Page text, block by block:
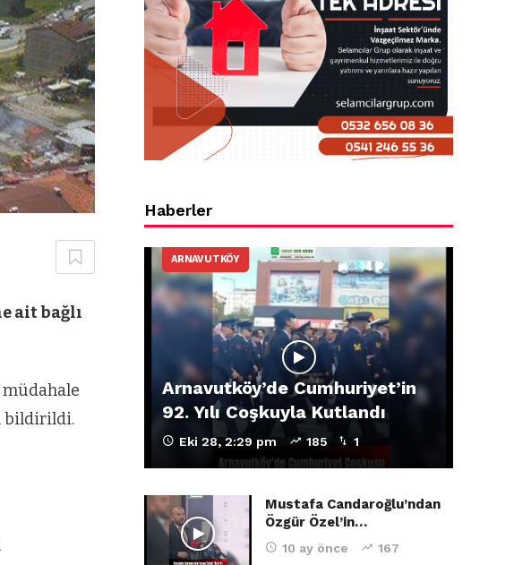
ait bağlı
müdahale
bildirildi.
Haberler
ARNAVUTKÖY
Arnavutköy’de Cumhuriyet’in
92. Yılı Coşkuyla Kutlandı
Eki 28, 2:29 pm 185 1
Mustafa Candaroğlu’ndan
Özgür Özel’in…
10 ay önce 167